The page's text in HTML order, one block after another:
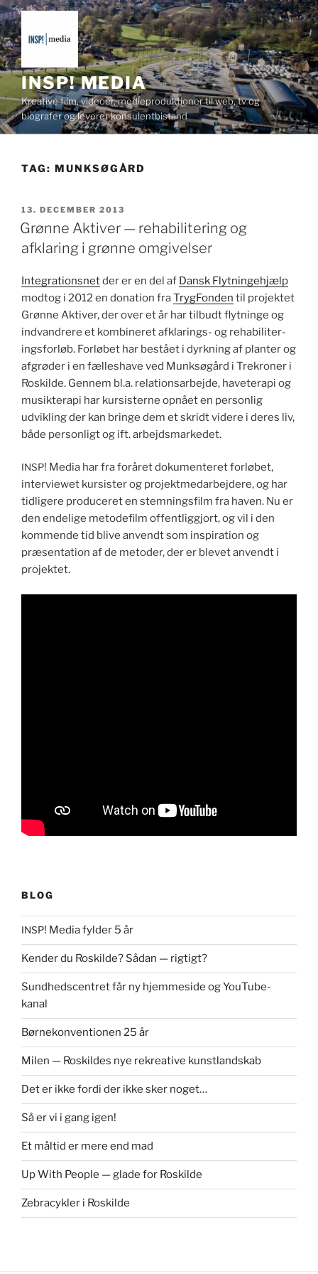
Videre
til
indhold
INSP! MEDIA
Kreative film, videoer, medieproduktioner til web, tv og
biografer og leverer konsulentbistand
TAG: MUNKSØGÅRD
UDGIVET
DEN
13. DECEMBER 2013
Grønne Aktiver — rehabilitering og
afklaring i grønne omgivelser
Inte­gra­tionsnetder er en del af Dan­sk Fly­t­ninge­hjælp
mod­tog i 2012 en dona­tion fraTryg­Fonden til pro­jek­tet
Grønne Aktiv­er, der over et år har tilbudt fly­t­ninge og
ind­van­drere et kom­bineret afk­lar­ings- og reha­bili­ter­
ings­for­løb. For­lø­bet har bestået i dyrkn­ing af planter og
afgrøder i en fælle­shave ved Munksøgård i Trekro­ner i
Roskilde. Gen­nem bl.a. rela­tion­sar­be­jde, havet­er­api og
musik­ter­api har kur­sis­terne opnået en per­son­lig
udvikling der kan bringe dem et skridt videre i deres liv,
både per­son­ligt og ift. arbejdsmarkedet.
INSP! Media har fra foråret doku­menteret for­lø­bet,
inter­viewet kur­sis­ter og pro­jek­tmedar­be­jdere, og har
tidligere pro­duc­eret en stemn­ings­film fra haven. Nu er
den endelige metode­film offentlig­gjort, og vil i den
kom­mende tid blive anvendt som inspi­ra­tion og
præsen­ta­tion af de metoder, der er blevet anvendt i
projektet.
BLOG
INSP! Media fylder 5 år
Kender du Roskilde? Sådan — rigtigt?
Sundhedscentret får ny hjemmeside og YouTube-
kanal
Børnekonventionen 25 år
Milen — Roskildes nye rekreative kunstlandskab
Det er ikke fordi der ikke sker noget…
Så er vi i gang igen!
Et måltid er mere end mad
Up With People — glade for Roskilde
Zebracykler i Roskilde